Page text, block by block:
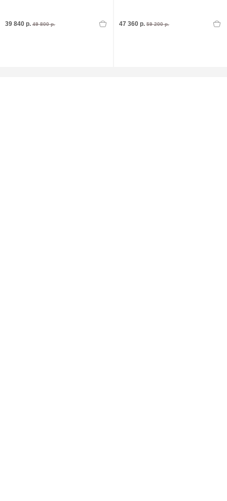
39 840 р. 49 800 р. 47 360 р. 59 200 р.